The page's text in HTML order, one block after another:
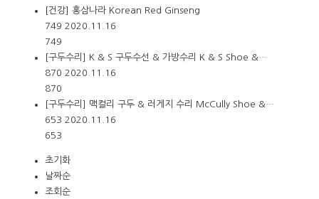
[건강] 홍삼나라 Korean Red Ginseng
749 2020.11.16
749
[구두수리] K & S 구두수선 & 가방수리 K & S Shoe &…
870 2020.11.16
870
[구두수리] 맥컬리 구두 & 러게지 수리 McCully Shoe &…
653 2020.11.16
653
초기화
날짜순
조회순